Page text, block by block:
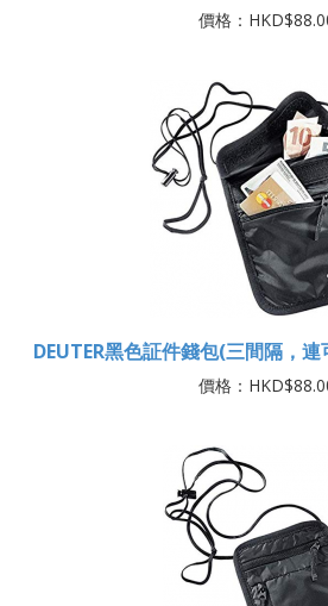
價格：
DEUTER黑色証件錢包(三間隔，
價格：